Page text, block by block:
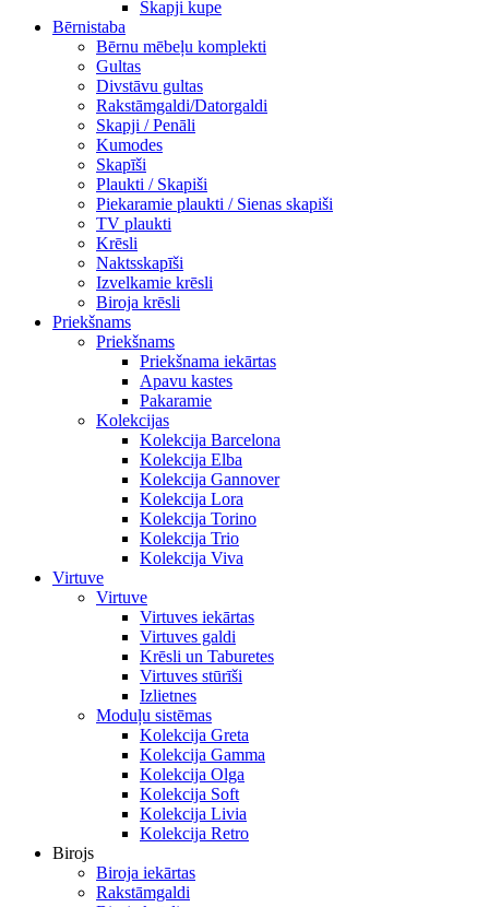
Skapji kupe
Bērnistaba
Bērnu mēbeļu komplekti
Gultas
Divstāvu gultas
Rakstāmgaldi/Datorgaldi
Skapji / Penāli
Kumodes
Skapīši
Plaukti / Skapiši
Piekaramie plaukti / Sienas skapiši
TV plaukti
Krēsli
Naktsskapīši
Izvelkamie krēsli
Biroja krēsli
Priekšnams
Priekšnams
Priekšnama iekārtas
Apavu kastes
Pakaramie
Kolekcijas
Kolekcija Barcelona
Kolekcija Elba
Kolekcija Gannover
Kolekcija Lora
Kolekcija Torino
Kolekcija Trio
Kolekcija Viva
Virtuve
Virtuve
Virtuves iekārtas
Virtuves galdi
Krēsli un Taburetes
Virtuves stūrīši
Izlietnes
Moduļu sistēmas
Kolekcija Greta
Kolekcija Gamma
Kolekcija Olga
Kolekcija Soft
Kolekcija Livia
Kolekcija Retro
Birojs
Biroja iekārtas
Rakstāmgaldi